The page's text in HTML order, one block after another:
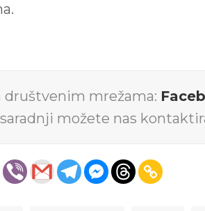
društvenim mrežama:
možete nas